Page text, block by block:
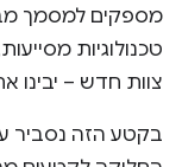
מספקים למסמך
טכנולוגיות
צוות חדש –
בקטע הזה נסביר